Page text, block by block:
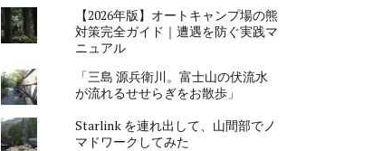
【2026年版】オートキャンプ場の熊
対策完全ガイド｜遭遇を防ぐ実践マ
ニュアル
「三島 源兵衛川。富士山の伏流水
が流れるせせらぎをお散歩」
Starlink を連れ出して、山間部でノ
マドワークしてみた